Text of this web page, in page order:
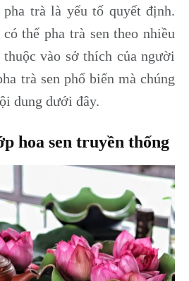
trà là yếu tố quyết định.
thể pha trà sen theo nhiều
vào sở thích của người
trà sen phổ biến mà chúng
dung dưới đây.
hoa sen truyền thống